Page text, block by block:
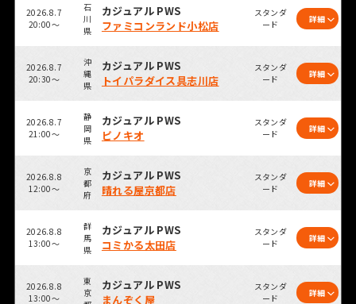
2026.8.7
20:00～
石
川
県
カジュアル PWS
ファミコンランド小松店
スタンダ
ード
詳細
2026.8.7
20:30～
沖
縄
県
カジュアル PWS
トイパラダイス具志川店
スタンダ
ード
詳細
2026.8.7
21:00～
静
岡
県
カジュアル PWS
ピノキオ
スタンダ
ード
詳細
2026.8.8
12:00～
京
都
府
カジュアル PWS
晴れる屋京都店
スタンダ
ード
詳細
2026.8.8
13:00～
群
馬
県
カジュアル PWS
コミかる太田店
スタンダ
ード
詳細
2026.8.8
13:00～
東
京
カジュアル PWS
まんぞく屋
スタンダ
ード
詳細